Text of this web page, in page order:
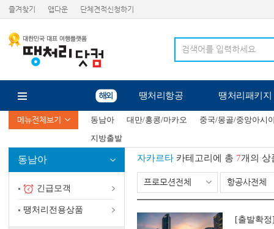
즐겨찾기 앱다운 단체견적신청하기
땡처리항공 땡처리패키지
메뉴전체보기 동남아 대만/홍콩/마카오
중국/몽골/중앙아시
지방출발
동남아
긴급모객
땡처리전용상품
자카르타 카테고리에 총 7개의 상
프로모션전체 항공사전체
[출발확